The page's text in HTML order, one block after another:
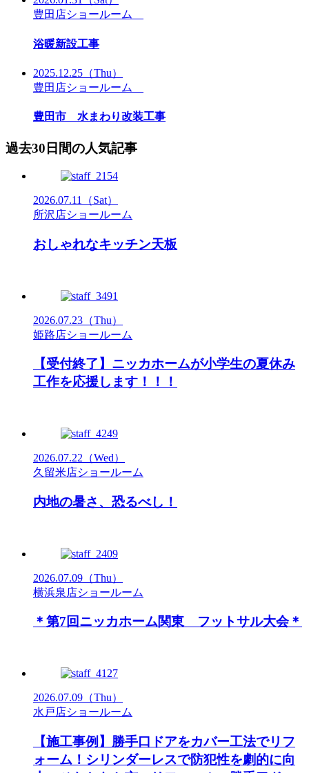
豊田店ショールーム
浴暖新設工事
2025.12.25 （Thu）
豊田店ショールーム
豊田市 水まわり改装工事
過去30日間の人気記事
2026.07.11
（Sat）
所沢店ショールーム
おしゃれなキッチン天板
2026.07.23 （Thu）
姫路店ショールーム
【受付終了】ニッカホームが小学生の夏休み
工作を応援します！！！
2026.07.22 （Wed）
久留米店ショールーム
内地の暑さ、恐るべし！
2026.07.09 （Thu）
横浜泉店ショールーム
＊第7回ニッカホーム関東 フットサル大会＊
2026.07.09 （Thu）
水戸店ショールーム
【施工事例】勝手口ドアをカバー工法でリフ
ォーム！シリンダーレスで防犯性を劇的に向